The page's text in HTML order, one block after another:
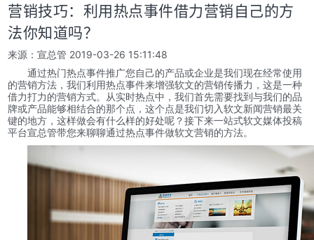
营销技巧：利用热点事件借力营销自己的方
法你知道吗？
来源：宣总管 2019-03-26 15:11:48
通过热门热点事件推广您自己的产品或企业是我们现在经常使用
的营销方法，我们利用热点事件来增强软文的营销传播力，这是一种
借力打力的营销方式。从实时热点中，我们首先需要找到与我们的品
牌或产品能够相结合的那个点，这个点是我们切入软文新闻营销最关
键的地方，这样做会有什么样的好处呢？接下来一站式软文媒体投稿
平台宣总管带您来聊聊通过热点事件做软文营销的方法。